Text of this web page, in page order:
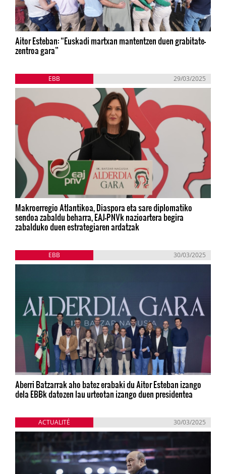
Aitor Esteban: “Euskadi martxan mantentzen duen grabitate-
zentroa gara”
EBB 29/03/2025
Makroerregio Atlantikoa, Diaspora eta sare diplomatiko
sendoa zabaldu beharra, EAJ-PNVk nazioartera begira
zabalduko duen estrategiaren ardatzak
EBB 30/03/2025
Aberri Batzarrak aho batez erabaki du Aitor Esteban izango
dela EBBk datozen lau urteotan izango duen presidentea
ACTUALITÉ 30/03/2025